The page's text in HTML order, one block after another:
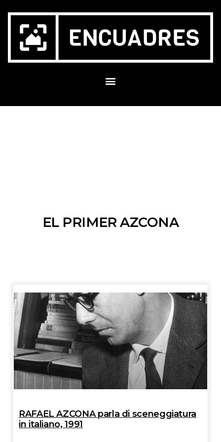
EL PRIMER AZCONA
RAFAEL AZCONA parla di sceneggiatura
in italiano, 1991